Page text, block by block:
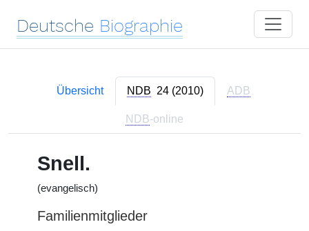
Deutsche Biographie
Übersicht NDB 24 (2010) ADB
NDB-online
Snell.
(evangelisch)
Familienmitglieder